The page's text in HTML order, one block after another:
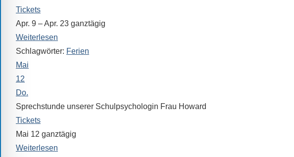
stehen
am
Ende
jeder
Seite
verschiedene
Möglichkeiten
der
Suche
Tickets
Apr. 9 – Apr. 23 ganztägig
Weiterlesen
Schlagwörter: Ferien
Mai
12
Do.
Sprechstunde unserer Schulpsychologin Frau Howard
Tickets
Mai 12 ganztägig
Weiterlesen